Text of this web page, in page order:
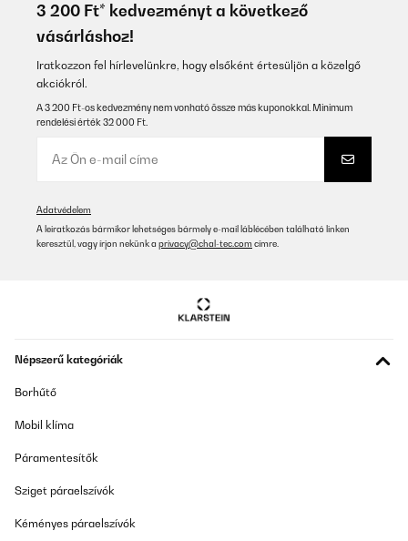
3 200 Ft* kedvezményt a következő
vásárláshoz!
Iratkozzon fel hírlevelünkre, hogy elsőként értesüljön a közelgő
akciókról.
A 3 200 Ft-os kedvezmény nem vonható össze más kuponokkal. Minimum
rendelési érték 32 000 Ft.
Adatvédelem
A leiratkozás bármikor lehetséges bármely e-mail láblécében található linken
keresztül, vagy írjon nekünk a privacy@chal-tec.com címre.
Népszerű kategóriák
Borhűtő
Mobil klíma
Páramentesítők
Sziget páraelszívók
Kéményes páraelszívók